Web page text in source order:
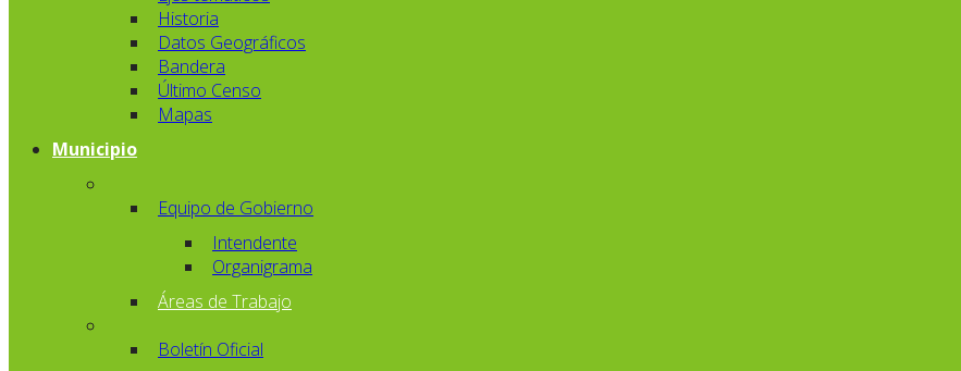
Historia
Datos Geográficos
Bandera
Último Censo
Mapas
Municipio
Equipo de Gobierno
Intendente
Organigrama
Áreas de Trabajo
Boletín Oficial